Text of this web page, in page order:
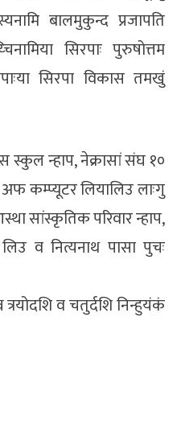
बालमुकुन्द प्रजापति
सिरपाः पुरुषोत्तम
सिरपा विकास तमखुं
स्कुल न्हाप, नेक्रासां संघ १०
लियालिउ लाःगु
सांस्कृतिक परिवार न्हाप,
व नित्यनाथ पासा पुचः
व चतुर्दशि निन्हुयंकं